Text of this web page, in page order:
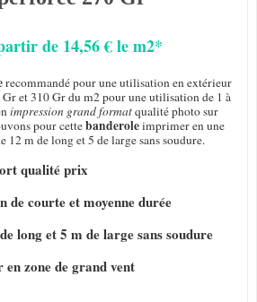
de 14,56 € le m2*
recommandé pour une utilisation en extérieur
et 310 Gr du m2 pour une utilisation de 1 à
impression grand formatqualité photo sur
pour cettebanderoleimprimer en une
12 m de long et 5 de large sans soudure.
qualité prix
de courte et moyenne durée
long et 5 m de large sans soudure
zone de grand vent